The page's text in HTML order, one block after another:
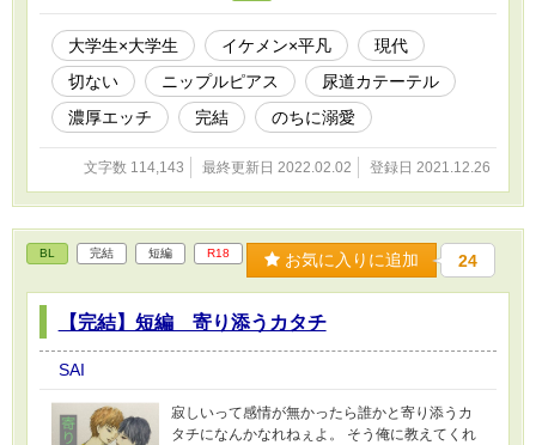
ります。2枚のうち１枚はR18イラストになりま
すので、苦手な方はご注意ください。
大学生×大学生 イケメン×平凡
現代
切ない
ニップルピアス
尿道カテーテル
濃厚エッチ
完結 のちに溺愛
文字数 114,143 最終更新日 2022.02.02 登録日 2021.12.26
BL 完結 短編 R18 お気に入りに追加 24
【完結】短編 寄り添うカタチ
SAI
寂しいって感情が無かったら誰かと寄り添うカ
タチになんかなれねぇよ。 そう俺に教えてくれ